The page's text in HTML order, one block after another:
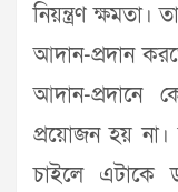
নিয়ন্ত্রণ
আদান-প্রদান
আদান-প্রদানে
প্রয়োজন হয় না।
চাইলে এটাকে